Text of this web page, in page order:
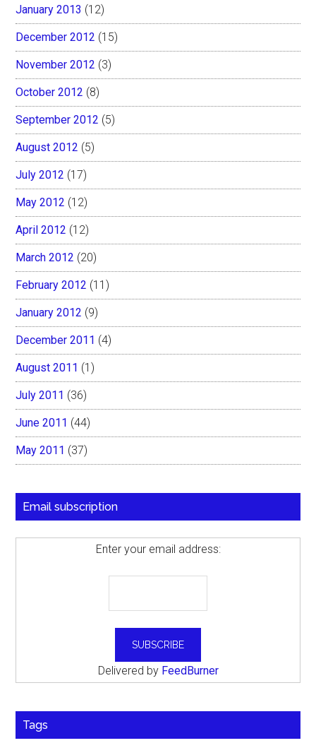
January 2013 (12)
December 2012 (15)
November 2012 (3)
October 2012 (8)
September 2012 (5)
August 2012 (5)
July 2012 (17)
May 2012 (12)
April 2012 (12)
March 2012 (20)
February 2012 (11)
January 2012 (9)
December 2011 (4)
August 2011 (1)
July 2011 (36)
June 2011 (44)
May 2011 (37)
Email subscription
Enter your email address:
Delivered by FeedBurner
Tags